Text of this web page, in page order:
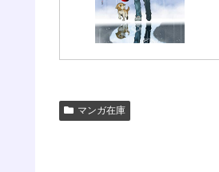
マンガ在庫